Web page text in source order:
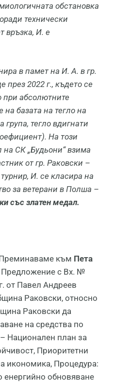
обстановка
технически
връзка, И. е
в памет на И. А. в гр.
през 2022 г., където се
при абсолютните
базата на тегло на
група, тегло вдигнати
На този
на СК „Будьони“ взима
от гр. Раковски –
И. се класира на
за ветерани в Полша –
със златен медал.
към Пета
Предложение с Вх. №
от Павел Андреев
Раковски, относно
Раковски да
на средства по
Национален план за
Приоритетни
икономика, Процедура:
енергийно обновяване